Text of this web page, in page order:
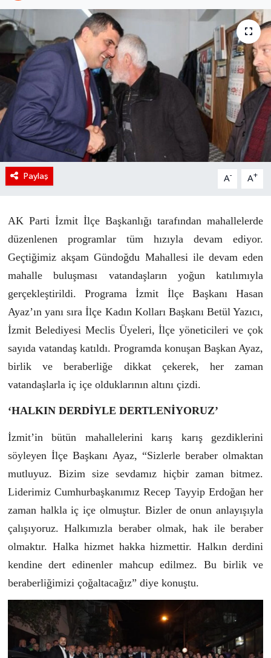
Paylaş A- A+
AK Parti İzmit İlçe Başkanlığı tarafından mahallelerde
düzenlenen programlar tüm hızıyla devam ediyor.
Geçtiğimiz akşam Gündoğdu Mahallesi ile devam eden
mahalle buluşması vatandaşların yoğun katılımıyla
gerçekleştirildi. Programa İzmit İlçe Başkanı Hasan
Ayaz’ın yanı sıra İlçe Kadın Kolları Başkanı Betül Yazıcı,
İzmit Belediyesi Meclis Üyeleri, İlçe yöneticileri ve çok
sayıda vatandaş katıldı. Programda konuşan Başkan Ayaz,
birlik ve beraberliğe dikkat çekerek, her zaman
vatandaşlarla iç içe olduklarının altını çizdi.
‘HALKIN DERDİYLE DERTLENİYORUZ’
İzmit’in bütün mahallelerini karış karış gezdiklerini
söyleyen İlçe Başkanı Ayaz, “Sizlerle beraber olmaktan
mutluyuz. Bizim size sevdamız hiçbir zaman bitmez.
Liderimiz Cumhurbaşkanımız Recep Tayyip Erdoğan her
zaman halkla iç içe olmuştur. Bizler de onun anlayışıyla
çalışıyoruz. Halkımızla beraber olmak, hak ile beraber
olmaktır. Halka hizmet hakka hizmettir. Halkın derdini
kendine dert edinenler mahcup edilmez. Bu birlik ve
beraberliğimizi çoğaltacağız” diye konuştu.